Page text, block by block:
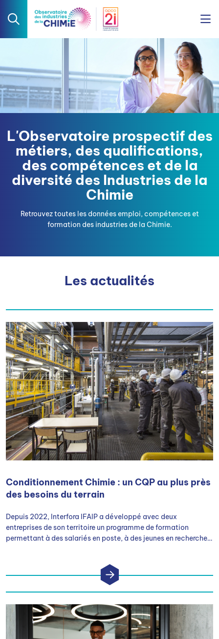
L'Observatoire prospectif des
métiers, des qualifications,
des compétences et de la
diversité des Industries de la
Chimie
Retrouvez toutes les données emploi, compétences et
formation des industries de la Chimie.
Les actualités
Conditionnement Chimie : un CQP au plus près
des besoins du terrain
Depuis 2022, Interfora IFAIP a développé avec deux
entreprises de son territoire un programme de formation
permettant à des salariés en poste, à des jeunes en recherche